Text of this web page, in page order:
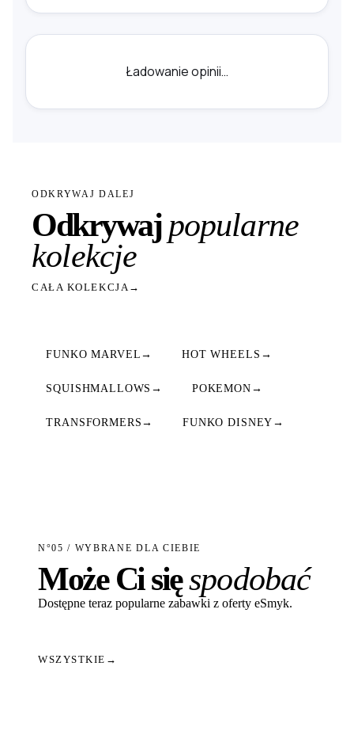
Ładowanie opinii…
ODKRYWAJ DALEJ
Odkrywajpopularne
kolekcje
CAŁA KOLEKCJA→
FUNKO MARVEL → HOT WHEELS →
SQUISHMALLOWS → POKEMON →
TRANSFORMERS → FUNKO DISNEY →
N°05 / WYBRANE DLA CIEBIE
Może Ci sięspodobać
Dostępne teraz popularne zabawki z oferty eSmyk.
WSZYSTKIE →